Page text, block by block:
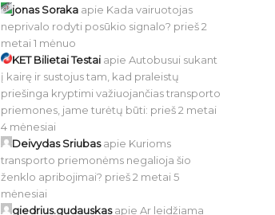
jonas Soraka apie Kada vairuotojas
neprivalo rodyti posūkio signalo? prieš 2
metai 1 mėnuo
KET Bilietai Testai apieAutobusui sukant
į kairę ir sustojus tam, kad praleistų
priešinga kryptimi važiuojančias transporto
priemones, jame turėtų būti: prieš 2 metai
4 mėnesiai
Deivydas Sriubasapie Kurioms
transporto priemonėms negalioja šio
ženklo apribojimai? prieš 2 metai 5
mėnesiai
giedrius.gudauskasapieAr leidžiama